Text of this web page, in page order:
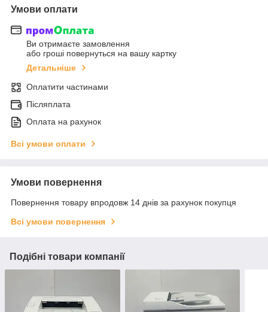
Умови оплати
Ви отримаєте замовлення
або гроші повернуться на вашу картку
Детальніше
Оплатити частинами
Післяплата
Оплата на рахунок
Всі умови оплати
Умови повернення
Повернення товару впродовж 14 днів за рахунок покупця
Всі умови повернення
Подібні товари компанії